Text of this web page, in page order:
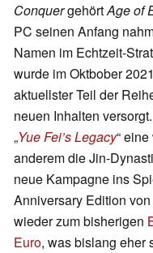
ConquergehörtAge of
PC seinen Anfang
Namen im Echtzeit-
wurde im Oktbober
aktuellster Teil der
neuen Inhalten
„Yue Fei’s Legacy“
anderem die Jin-
neue Kampagne ins
Anniversary Edition von
wieder zum bisherigen
Euro, was bislang eher